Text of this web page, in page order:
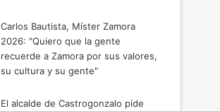
Carlos Bautista, Míster Zamora
2026: "Quiero que la gente
recuerde a Zamora por sus valores,
su cultura y su gente"
El alcalde de Castrogonzalo pide